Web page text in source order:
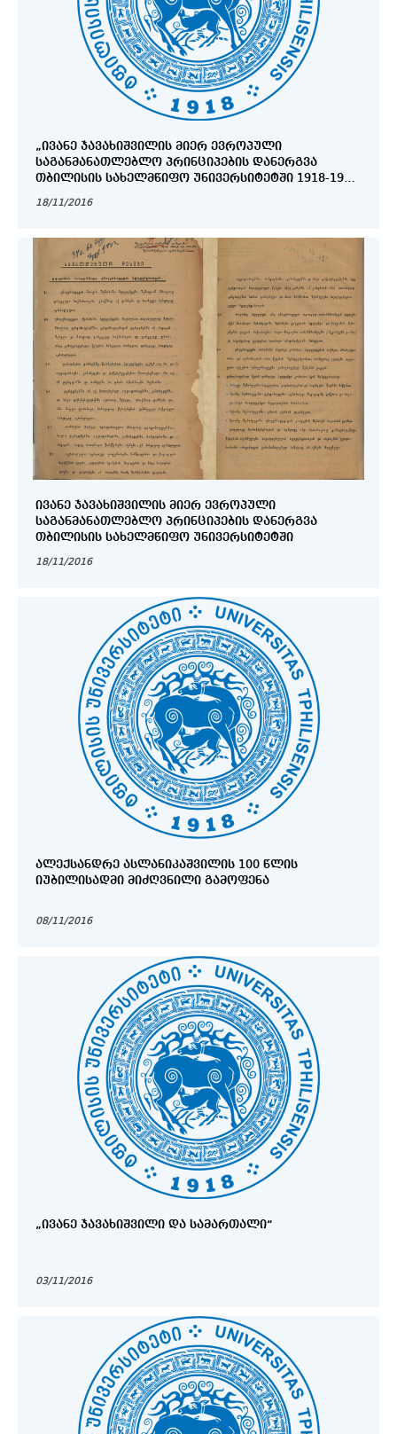
„ᲘᲕᲐᲜᲔ ᲯᲐᲕᲐᲮᲘᲨᲕᲘᲚᲘᲡ ᲛᲘᲔᲠ ᲔᲕᲠᲝᲞᲣᲚᲘ
ᲡᲐᲒᲐᲜᲛᲐᲜᲐᲗᲚᲔᲑᲚᲝ ᲞᲠᲘᲜᲪᲘᲞᲔᲑᲘᲡ ᲓᲐᲜᲔᲠᲒᲕᲐ
ᲗᲑᲘᲚᲘᲡᲘᲡ ᲡᲐᲮᲔᲚᲛᲬᲘᲤᲝ ᲣᲜᲘᲕᲔᲠᲡᲘᲢᲔᲢᲨᲘ 1918-1926
ᲬᲚᲘᲡ ᲘᲣᲑᲘᲚᲘᲡᲐᲓᲛᲘ ᲛᲘᲫᲦᲕᲜᲘᲚᲘ ᲒᲐᲛᲝᲤᲔᲜᲐ
18/11/2016
ᲘᲕᲐᲜᲔ ᲯᲐᲕᲐᲮᲘᲨᲕᲘᲚᲘᲡ ᲛᲘᲔᲠ ᲔᲕᲠᲝᲞᲣᲚᲘ
ᲡᲐᲒᲐᲜᲛᲐᲜᲐᲗᲚᲔᲑᲚᲝ ᲞᲠᲘᲜᲪᲘᲞᲔᲑᲘᲡ ᲓᲐᲜᲔᲠᲒᲕᲐ
ᲗᲑᲘᲚᲘᲡᲘᲡ ᲡᲐᲮᲔᲚᲛᲬᲘᲤᲝ ᲣᲜᲘᲕᲔᲠᲡᲘᲢᲔᲢᲨᲘ
18/11/2016
ᲐᲚᲔᲥᲡᲐᲜᲓᲠᲔ ᲐᲡᲚᲐᲜᲘᲙᲐᲨᲕᲘᲚᲘᲡ 100 ᲬᲚᲘᲡ
ᲘᲣᲑᲘᲚᲘᲡᲐᲓᲛᲘ ᲛᲘᲫᲦᲕᲜᲘᲚᲘ ᲒᲐᲛᲝᲤᲔᲜᲐ
08/11/2016
„ᲘᲕᲐᲜᲔ ᲯᲐᲕᲐᲮᲘᲨᲕᲘᲚᲘ ᲓᲐ ᲡᲐᲛᲐᲠᲗᲐᲚᲘ“
03/11/2016